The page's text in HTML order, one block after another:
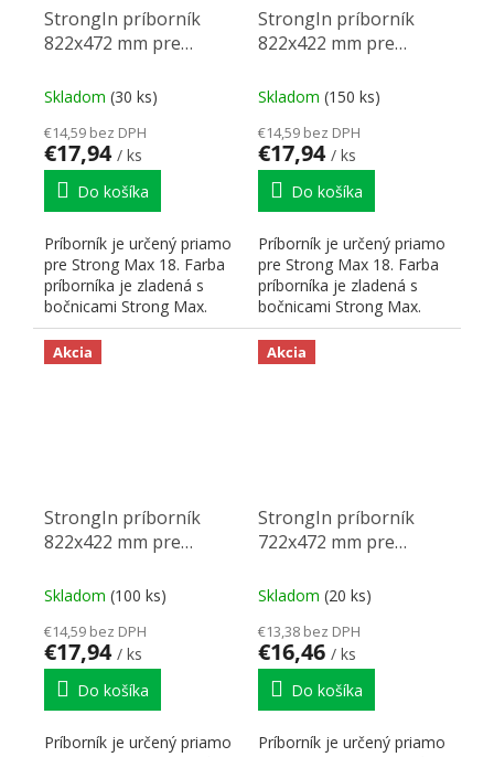
StrongIn príborník
822x472 mm pre
Skladom (30 ks)
€14,59 bez DPH
€17,94 / ks
Do košíka
Príborník je určený priamo
pre Strong Max 18. Farba
príborníka je zladená s
bočnicami Strong Max.
Hrúbka použitého...
StrongIn príborník
822x422 mm pre
Skladom (150 ks)
€14,59 bez DPH
€17,94 / ks
Do košíka
Príborník je určený priamo
pre Strong Max 18. Farba
príborníka je zladená s
bočnicami Strong Max.
Hrúbka použitého...
Akcia
StrongIn príborník
822x422 mm pre
Skladom (100 ks)
€14,59 bez DPH
€17,94 / ks
Do košíka
Príborník je určený priamo
Akcia
StrongIn príborník
722x472 mm pre
Skladom (20 ks)
€13,38 bez DPH
€16,46 / ks
Do košíka
Príborník je určený priamo